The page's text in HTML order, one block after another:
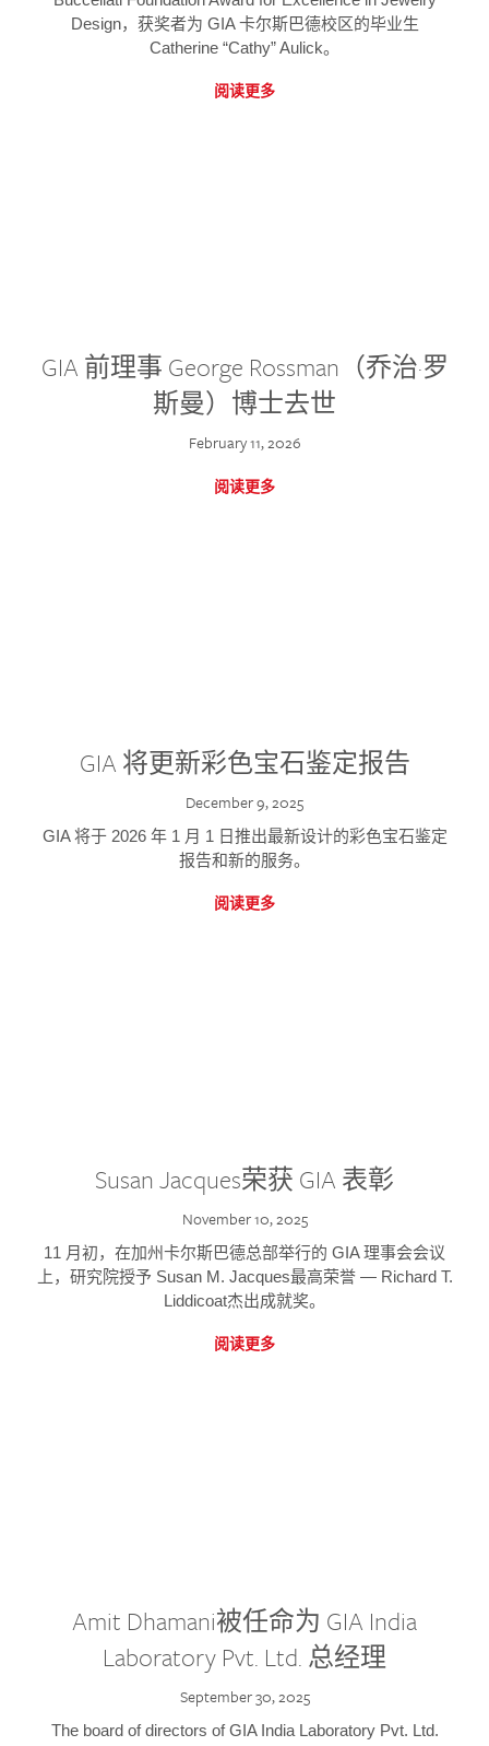
Design，获奖者为 GIA 卡尔斯巴德校区的毕业生
Catherine “Cathy” Aulick。
阅读更多
GIA 前理事 George Rossman（乔治·罗
斯曼）博士去世
February 11, 2026
阅读更多
GIA 将更新彩色宝石鉴定报告
December 9, 2025
GIA 将于 2026 年 1 月 1 日推出最新设计的彩色宝石鉴定
报告和新的服务。
阅读更多
Susan Jacques荣获 GIA 表彰
November 10, 2025
11 月初，在加州卡尔斯巴德总部举行的 GIA 理事会会议
上，研究院授予 Susan M. Jacques最高荣誉 — Richard T.
Liddicoat杰出成就奖。
阅读更多
Amit Dhamani被任命为 GIA India
Laboratory Pvt. Ltd. 总经理
September 30, 2025
The board of directors of GIA India Laboratory Pvt. Ltd.